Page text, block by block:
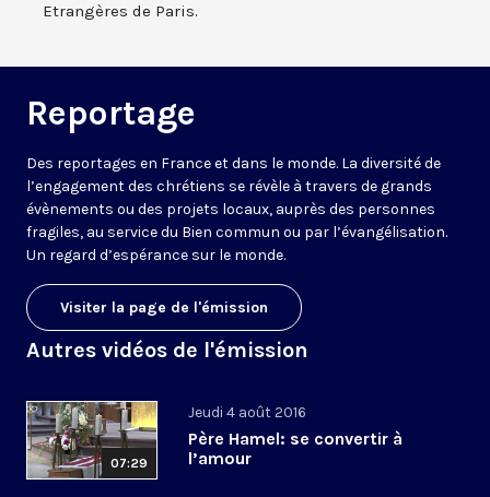
Etrangères de Paris.
Reportage
Des reportages en France et dans le monde. La diversité de
l’engagement des chrétiens se révèle à travers de grands
évènements ou des projets locaux, auprès des personnes
fragiles, au service du Bien commun ou par l’évangélisation.
Un regard d’espérance sur le monde.
Visiter la page de l'émission
Autres vidéos de l'émission
07:29
Jeudi 4 août 2016
Père Hamel: se convertir à
l’amour